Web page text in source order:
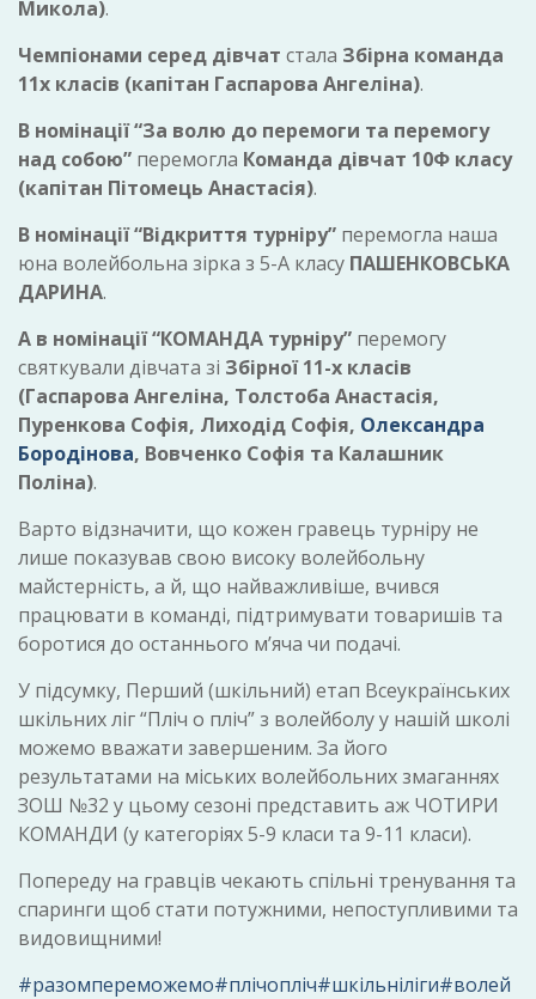
Микола).
Чемпіонами серед дівчат стала Збірна команда
11х класів (капітан Гаспарова Ангеліна).
В номінації “За волю до перемоги та перемогу
над собою” перемогла Команда дівчат 10Ф класу
(капітан Пітомець Анастасія).
В номінації “Відкриття турніру” перемогла наша
юна волейбольна зірка з 5-А класу ПАШЕНКОВСЬКА
ДАРИНА.
А в номінації “КОМАНДА турніру” перемогу
святкували дівчата зі Збірної 11-х класів
(Гаспарова Ангеліна, Толстоба Анастасія,
Пуренкова Софія, Лиходід Софія, Олександра
Бородінова, Вовченко Софія та Калашник
Поліна).
Варто відзначити, що кожен гравець турніру не
лише показував свою високу волейбольну
майстерність, а й, що найважливіше, вчився
працювати в команді, підтримувати товаришів та
боротися до останнього м’яча чи подачі.
У підсумку, Перший (шкільний) етап Всеукраїнських
шкільних ліг “Пліч о пліч” з волейболу у нашій школі
можемо вважати завершеним. За його
результатами на міських волейбольних змаганнях
ЗОШ №32 у цьому сезоні представить аж ЧОТИРИ
КОМАНДИ (у категоріях 5-9 класи та 9-11 класи).
Попереду на гравців чекають спільні тренування та
спаринги щоб стати потужними, непоступливими та
видовищними!
#разомпереможемо#плічопліч#шкільніліги#волей